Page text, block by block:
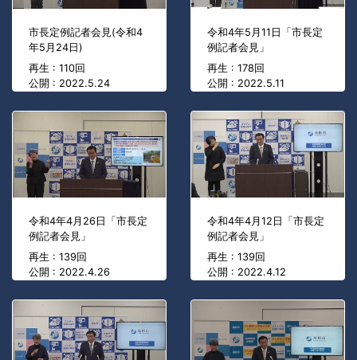
市長定例記者会見(令和4
年5月24日)
再生 : 110回
公開 : 2022.5.24
令和4年5月11日「市長定
例記者会見」
再生 : 178回
公開 : 2022.5.11
令和4年4月26日「市長定
例記者会見」
再生 : 139回
公開 : 2022.4.26
令和4年4月12日「市長定
例記者会見」
再生 : 139回
公開 : 2022.4.12